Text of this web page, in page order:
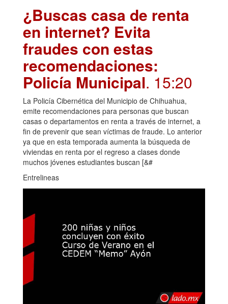
¿Buscas casa de renta
en internet? Evita
fraudes con estas
recomendaciones:
Policía Municipal. 15:20
La Policía Cibernética del Municipio de Chihuahua,
emite recomendaciones para personas que buscan
casas o departamentos en renta a través de internet, a
fin de prevenir que sean víctimas de fraude. Lo anterior
ya que en esta temporada aumenta la búsqueda de
viviendas en renta por el regreso a clases donde
muchos jóvenes estudiantes buscan [&#
Entrelineas